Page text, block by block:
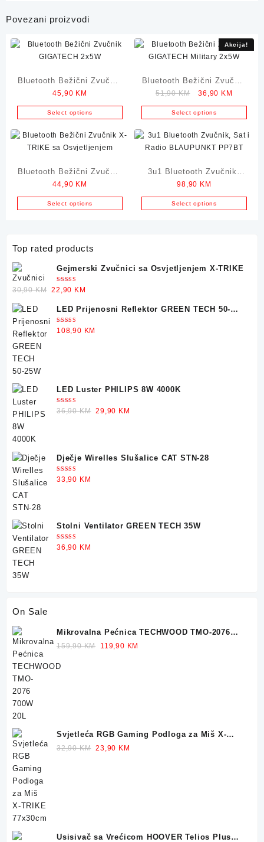
Povezani proizvodi
Bluetooth Bežični Zvučnik
GIGATECH 2x5W
45,90 KM
Select options
Akcija!
Bluetooth Bežični Zvučnik
GIGATECH Military 2x5W
51,90KM
Original
price
was:
51,90 KM.
36,90 KM
price
is:
Select options
Bluetooth Bežični Zvučnik
X-TRIKE sa Osvjetljenjem
44,90 KM
Select options
3u1 Bluetooth Zvučnik,
Sat i Radio BLAUPUNKT
PP7BT
98,90 KM
Select options
Top rated products
Gejmerski Zvučnici sa Osvjetljenjem X-TRIKE
Ocjenjeno
5.00 od 5
30,90KM Original
was:
30,90 KM.
22,90 KM
is:
22,90 KM.
LED Prijenosni Reflektor GREEN TECH 50-
25W
Ocjenjeno
5.00od 5
108,90 KM
LED Luster PHILIPS 8W 4000K
Ocjenjeno
5.00od 5
36,90KM Original
29,90 KM
Dječje Wirelles Slušalice CAT STN-28
Ocjenjeno
5.00od 5
33,90 KM
Stolni Ventilator GREEN TECH 35W
Ocjenjeno
5.00od 5
36,90 KM
On Sale
Mikrovalna Pećnica TECHWOOD TMO-2076
700W 20L
159,90KM
Original
119,90 KM
Svjetleća RGB Gaming Podloga za Miš X-
TRIKE 77x30cm
32,90KM Original
23,90 KM
Usisivač sa Vrećicom HOOVER Telios Plus